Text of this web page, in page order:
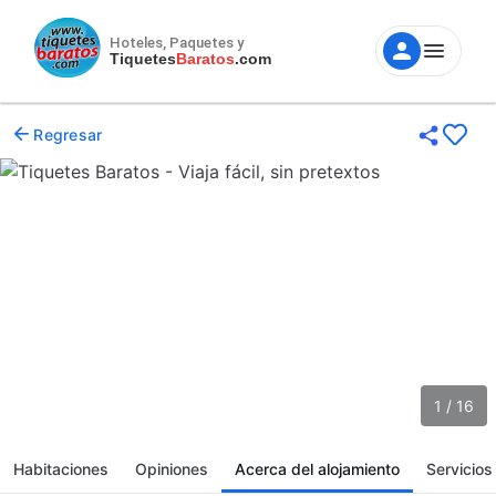
Hoteles, Paquetes y
TiquetesBaratos.com
Regresar
1 / 16
Habitaciones Opiniones Acerca del alojamiento Servicios